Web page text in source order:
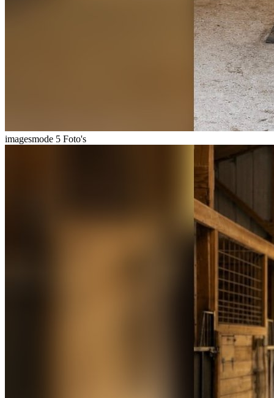
imagesmode 5 Foto's